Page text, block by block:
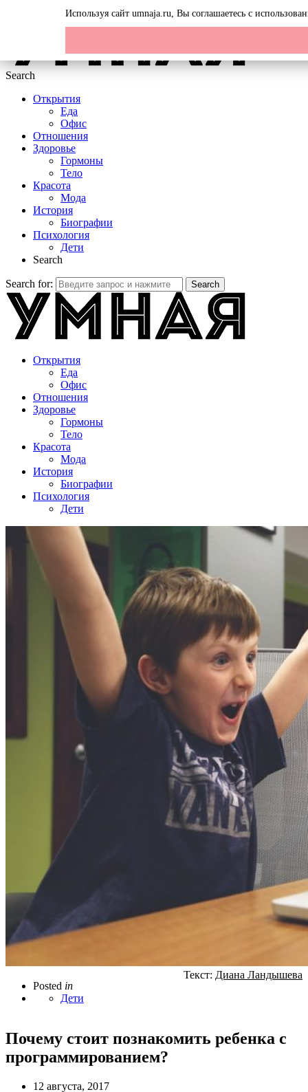
Search
Открытия
Еда
Офис
Отношения
Здоровье
Гормоны
Тело
Красота
Мода
История
Биографии
Психология
Дети
Search
Search for: Search
Открытия
Еда
Офис
Отношения
Здоровье
Гормоны
Тело
Красота
Мода
История
Биографии
Психология
Дети
Posted in
Дети
Текст: Диана Ландышева
Почему стоит познакомить ребенка с
программированием?
12 августа, 2017
Используя сайт umnaja.ru, Вы соглашаетесь с